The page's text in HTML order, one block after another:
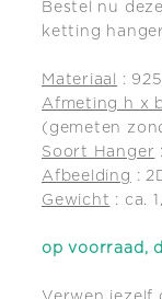
Bestel nu
ketting hanger
Materiaal
:
Afmeting h x
(gemeten
Soort Hanger
Afbeelding :
Gewicht : ca.
op voorraad,